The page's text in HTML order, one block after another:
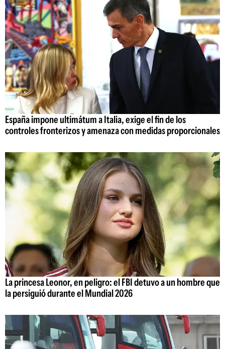
España impone ultimátum a Italia, exige el fin de los
controles fronterizos y amenaza con medidas proporcionales
La princesa Leonor, en peligro: el FBI detuvo a un hombre que
la persiguió durante el Mundial 2026